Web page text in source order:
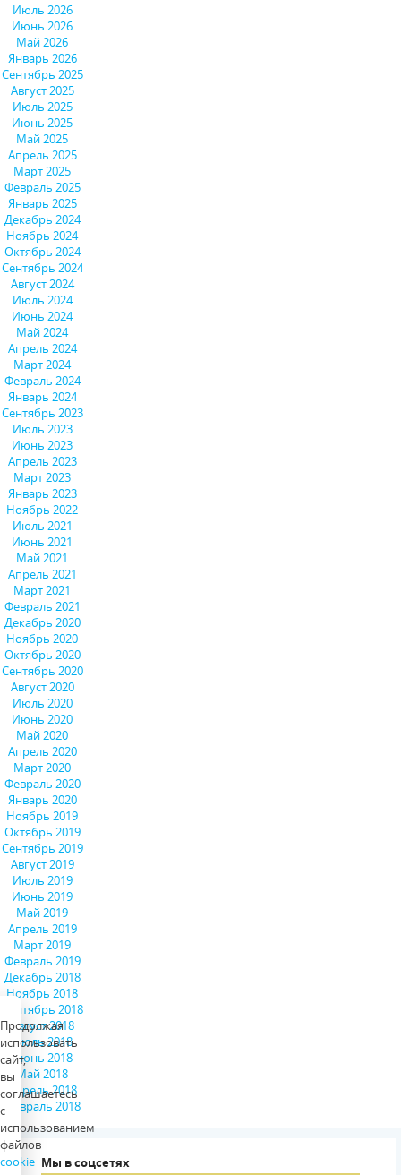
Июль 2026
Июнь 2026
Май 2026
Январь 2026
Сентябрь 2025
Август 2025
Июль 2025
Июнь 2025
Май 2025
Апрель 2025
Март 2025
Февраль 2025
Январь 2025
Декабрь 2024
Ноябрь 2024
Октябрь 2024
Сентябрь 2024
Август 2024
Июль 2024
Июнь 2024
Май 2024
Апрель 2024
Март 2024
Февраль 2024
Январь 2024
Сентябрь 2023
Июль 2023
Июнь 2023
Апрель 2023
Март 2023
Январь 2023
Ноябрь 2022
Июль 2021
Июнь 2021
Май 2021
Апрель 2021
Март 2021
Февраль 2021
Декабрь 2020
Ноябрь 2020
Октябрь 2020
Сентябрь 2020
Август 2020
Июль 2020
Июнь 2020
Май 2020
Апрель 2020
Март 2020
Февраль 2020
Январь 2020
Ноябрь 2019
Октябрь 2019
Сентябрь 2019
Август 2019
Июль 2019
Июнь 2019
Май 2019
Апрель 2019
Март 2019
Февраль 2019
Декабрь 2018
Ноябрь 2018
Сентябрь 2018
Август 2018
Июль 2018
Июнь 2018
Май 2018
Апрель 2018
Февраль 2018
Мы в соцсетях
Продолжая
использовать
сайт,
вы
соглашаетесь
с
использованием
файлов
cookie